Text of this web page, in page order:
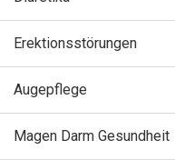
Erektionsstörungen
Augepflege
Magen Darm Gesundheit